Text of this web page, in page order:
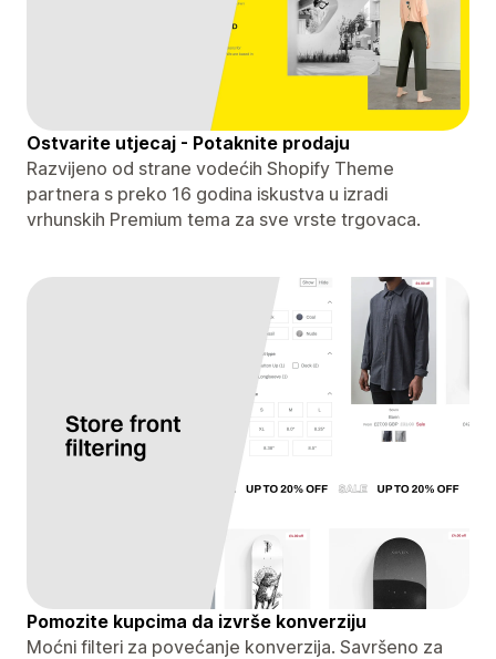
Ostvarite utjecaj - Potaknite prodaju
Razvijeno od strane vodećih Shopify Theme
partnera s preko 16 godina iskustva u izradi
vrhunskih Premium tema za sve vrste trgovaca.
Pomozite kupcima da izvrše konverziju
Moćni filteri za povećanje konverzija. Savršeno za